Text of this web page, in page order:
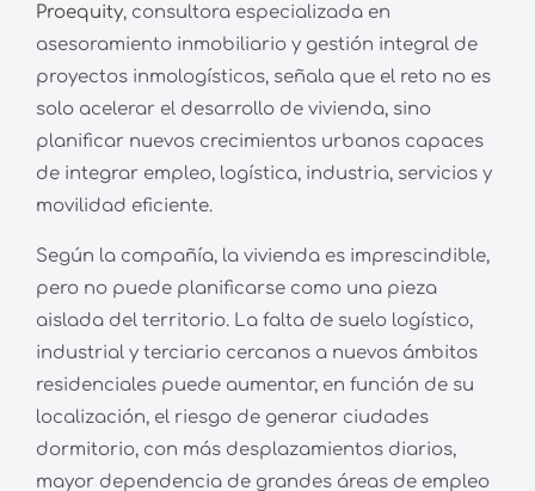
Proequity, consultora especializada en
asesoramiento inmobiliario y gestión integral de
proyectos inmologísticos, señala que el reto no es
solo acelerar el desarrollo de vivienda, sino
planificar nuevos crecimientos urbanos capaces
de integrar empleo, logística, industria, servicios y
movilidad eficiente.
Según la compañía, la vivienda es imprescindible,
pero no puede planificarse como una pieza
aislada del territorio. La falta de suelo logístico,
industrial y terciario cercanos a nuevos ámbitos
residenciales puede aumentar, en función de su
localización, el riesgo de generar ciudades
dormitorio, con más desplazamientos diarios,
mayor dependencia de grandes áreas de empleo